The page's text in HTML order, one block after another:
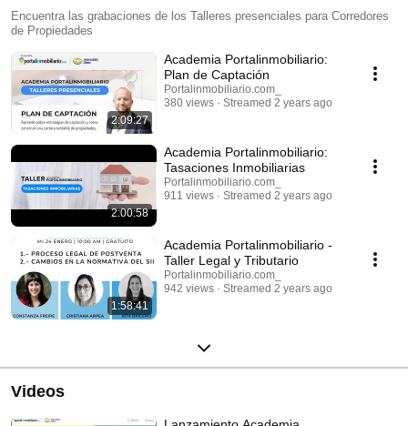
Encuentra las grabaciones de los Talleres presenciales para Corredores
de Propiedades
2:09:27
Academia Portalinmobiliario:
Plan de Captación
Portalinmobiliario.com_
380 views
Streamed 2 years ago
2:00:58
Academia Portalinmobiliario:
Tasaciones Inmobiliarias
Portalinmobiliario.com_
911 views
Streamed 2 years ago
1:58:41
Academia Portalinmobiliario -
Taller Legal y Tributario
Portalinmobiliario.com_
942 views
Streamed 2 years ago
Videos